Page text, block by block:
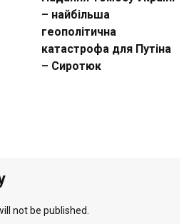
– найбільша
геополітична
катастрофа для Путіна
– Сиротюк
not be published.